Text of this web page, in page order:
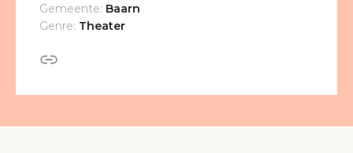
Gemeente: Baarn
Genre: Theater